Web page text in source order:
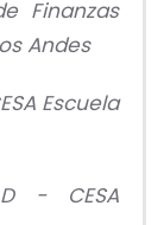
Finanzas
Andes
Escuela
- CESA